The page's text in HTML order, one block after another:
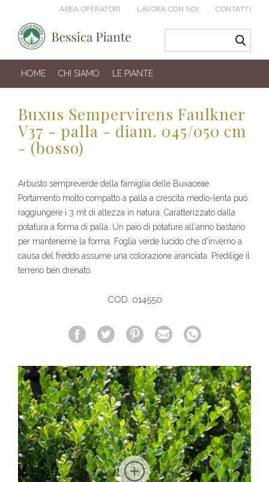
AREA OPERATORI LAVORA CON NOI CONTATTI
HOME CHI SIAMO LE PIANTE
Buxus Sempervirens Faulkner
V37 - palla - diam. 045/050 cm
- (bosso)
Arbusto sempreverde della famiglia delle Buxaceae.
Portamento molto compatto a palla a crescita medio-lenta può
raggiungere i 3 mt di altezza in natura. Caratterizzato dalla
potatura a forma di palla. Un paio di potature all'anno bastano
per mantenerne la forma. Foglia verde lucido che d'inverno a
causa del freddo assume una colorazione aranciata. Predilige il
terreno ben drenato.
COD. 014550